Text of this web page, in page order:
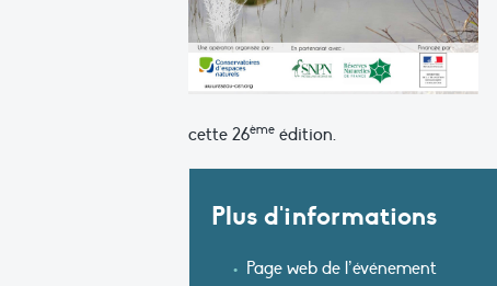
cette 26ème édition.
Plus d'informations
Page web de l’événement